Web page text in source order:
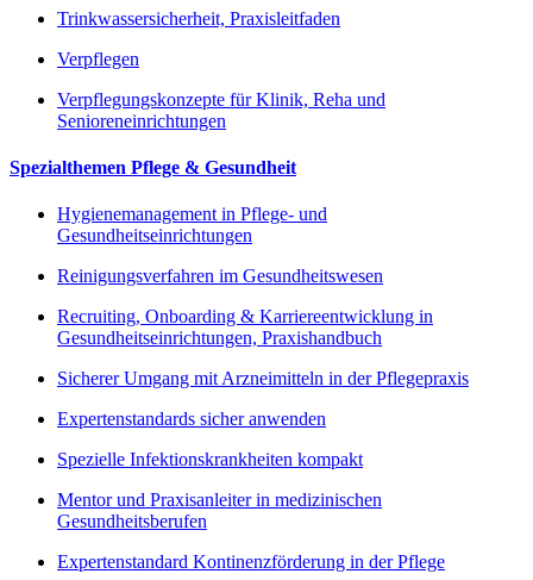
Trinkwassersicherheit, Praxisleitfaden
Verpflegen
Verpflegungskonzepte für Klinik, Reha und
Senioreneinrichtungen
Spezialthemen Pflege & Gesundheit
Hygienemanagement in Pflege- und
Gesundheitseinrichtungen
Reinigungsverfahren im Gesundheitswesen
Recruiting, Onboarding & Karriereentwicklung in
Gesundheitseinrichtungen, Praxishandbuch
Sicherer Umgang mit Arzneimitteln in der Pflegepraxis
Expertenstandards sicher anwenden
Spezielle Infektionskrankheiten kompakt
Mentor und Praxisanleiter in medizinischen
Gesundheitsberufen
Expertenstandard Kontinenzförderung in der Pflege